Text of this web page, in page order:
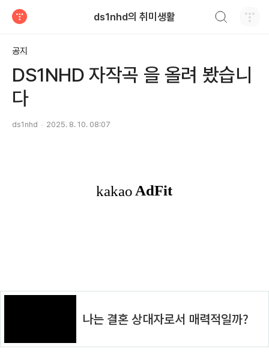
ds1nhd의 취미생활
공지
DS1NHD 자작곡 을 올려 봤습니
다
ds1nhd 2025. 8. 10. 08:07